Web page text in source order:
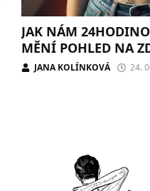
JAK NÁM
MĚNÍ POHLED NA
JANA KOLÍNKOVÁ 24.